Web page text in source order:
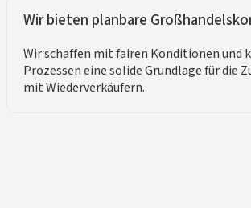
Wir bieten planbare
Wir schaffen mit fairen Konditionen und
Prozessen eine solide Grundlage für die
mit Wiederverkäufern.